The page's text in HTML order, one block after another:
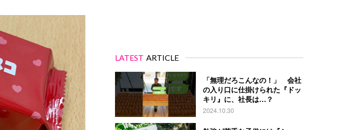
LATEST ARTICLE
「無理だろこんなの！」 会社
の入り口に仕掛けられた『ドッ
キリ』に、社長は…？
2024.10.30